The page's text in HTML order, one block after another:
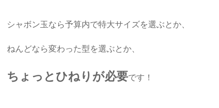
シャボン玉なら予算内で特大サイズを選ぶとか、
ねんどなら変わった型を選ぶとか、
ちょっとひねりが必要です！